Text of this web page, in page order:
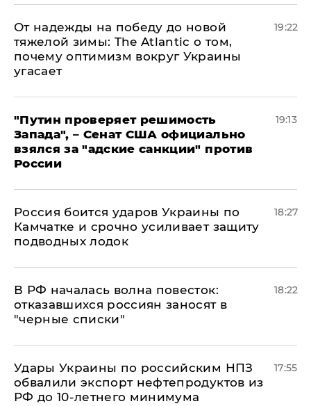
От надежды на победу до новой
тяжелой зимы: The Atlantic о том,
почему оптимизм вокруг Украины
угасает
19:22
"Путин проверяет решимость
Запада", – Сенат США официально
взялся за "адские санкции" против
России
19:13
Россия боится ударов Украины по
Камчатке и срочно усиливает защиту
подводных лодок
18:27
​В РФ началась волна повесток:
отказавшихся россиян заносят в
"черные списки"
18:22
Удары Украины по российским НПЗ
обвалили экспорт нефтепродуктов из
РФ до 10-летнего минимума
17:55